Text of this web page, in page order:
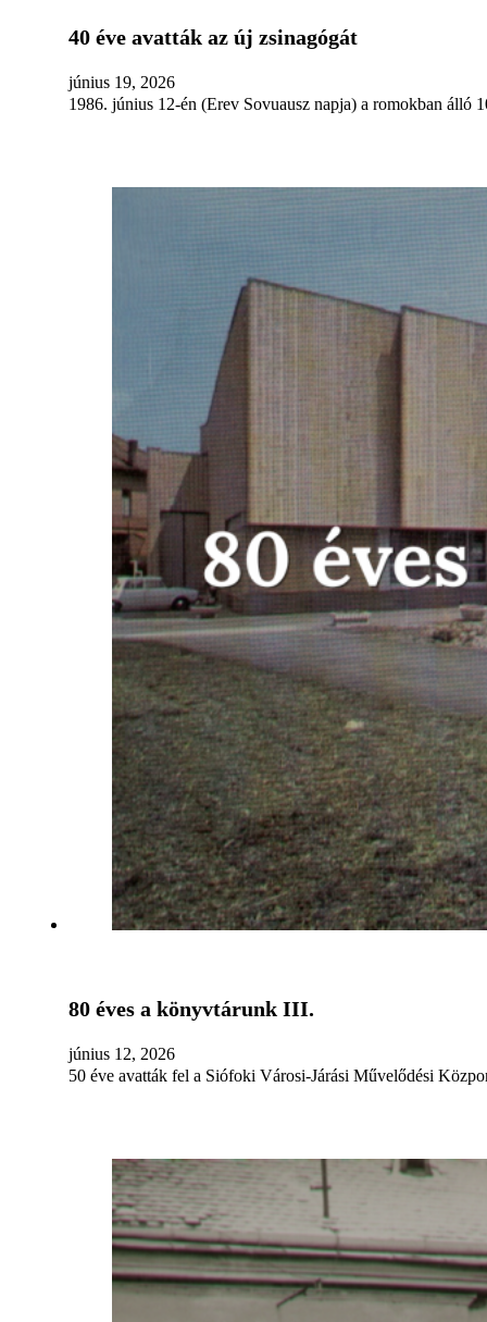
40 éve avatták az új zsinagógát
június 19, 2026
1986. június 12-én (Erev Sovuausz napja) a romokban álló
80 éves a könyvtárunk III.
június 12, 2026
50 éve avatták fel a Siófoki Városi-Járási Művelődési